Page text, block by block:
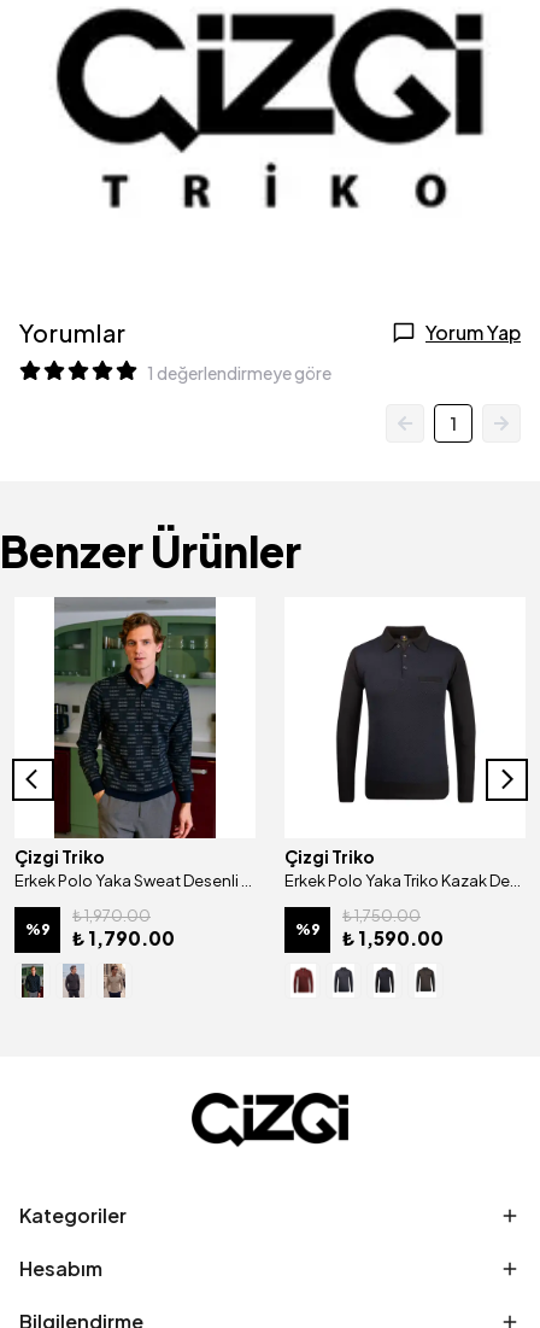
Yorumlar Yorum Yap
1 değerlendirmeye göre
1
Benzer Ürünler
Çizgi Triko
Erkek Polo Yaka Sweat Desenli Cepli Klasik Kalıp - 5231F
%9
₺ 1,970.00
₺ 1,790.00
Çizgi Triko
Erkek Polo Yaka Triko Kazak Desenli Kol Ve Bel Lastikli Çelik Örgü Klasik Kalıp - 4811F
%9
₺ 1,750.00
₺ 1,590.00
Kategoriler
Hesabım
Bilgilendirme